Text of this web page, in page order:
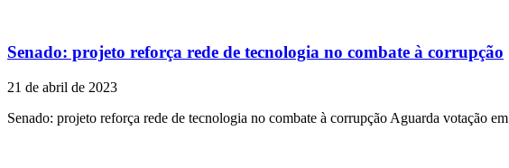
Senado: projeto reforça rede de tecnologia no combate à corrupção
21 de abril de 2023
Senado: projeto reforça rede de tecnologia no combate à corrupção Aguarda votação em